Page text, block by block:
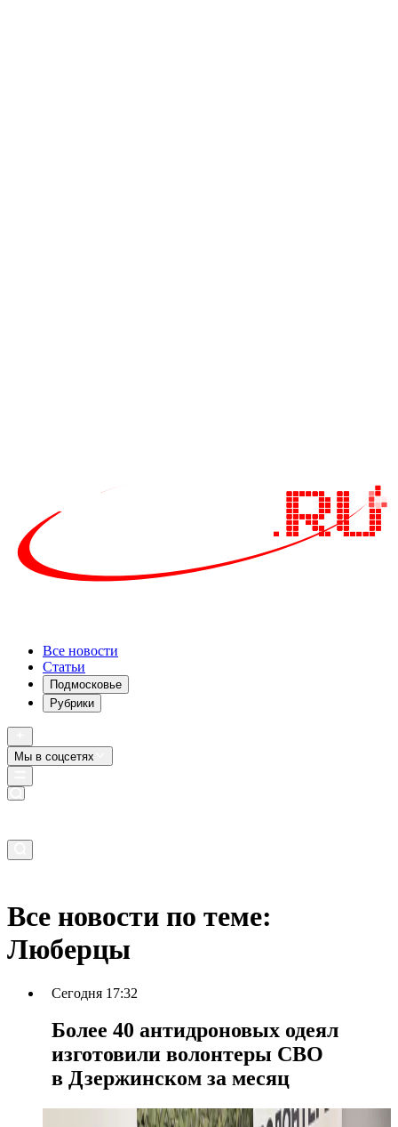
Все новости
Статьи
Подмосковье
Рубрики
Мы в соцсетях
Все новости по теме:
Люберцы
Сегодня 17:32
Более 40 антидроновых одеял
изготовили волонтеры СВО
в Дзержинском за месяц